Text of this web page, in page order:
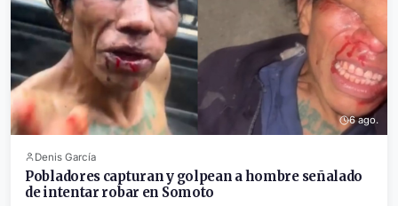
6 ago.
Denis García
Pobladores capturan y golpean a hombre señalado
de intentar robar en Somoto